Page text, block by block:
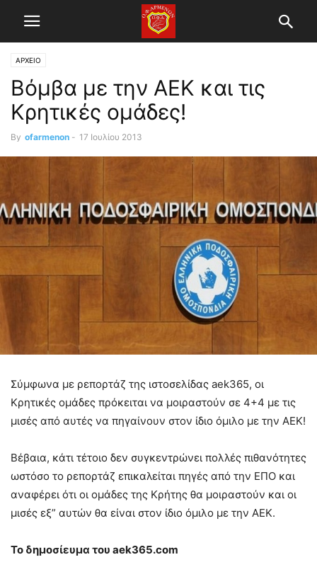
ΑΡΧΕΙΟ
Βόμβα με την ΑΕΚ και τις
Κρητικές ομάδες!
By ofarmenon - 17 Ιουλίου 2013
Σύμφωνα με ρεπορτάζ της ιστοσελίδας aek365, οι
Κρητικές ομάδες πρόκειται να μοιραστούν σε 4+4 με τις
μισές από αυτές να πηγαίνουν στον ίδιο όμιλο με την ΑΕΚ!
Βέβαια, κάτι τέτοιο δεν συγκεντρώνει πολλές πιθανότητες
ωστόσο το ρεπορτάζ επικαλείται πηγές από την ΕΠΟ και
αναφέρει ότι οι ομάδες της Κρήτης θα μοιραστούν και οι
μισές εξ” αυτών θα είναι στον ίδιο όμιλο με την ΑΕΚ.
Το δημοσίευμα του aek365.com